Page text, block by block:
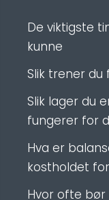
De viktigste
kunne
Slik trener
Slik lager du
fungerer for
Hva er
kostholdet
Hvor ofte bør